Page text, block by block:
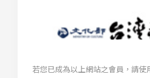
若您已成為以上網站之會員，請